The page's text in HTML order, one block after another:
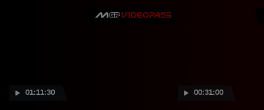
01:11:30 00:31:00